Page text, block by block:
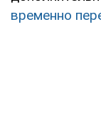
временно